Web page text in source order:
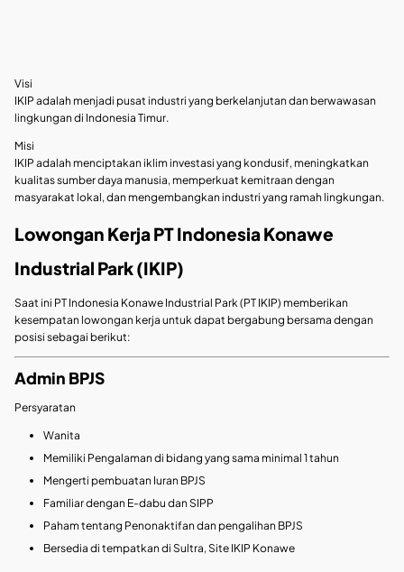
Visi
IKIP adalah menjadi pusat industri yang berkelanjutan dan berwawasan
lingkungan di Indonesia Timur.
Misi
IKIP adalah menciptakan iklim investasi yang kondusif, meningkatkan
kualitas sumber daya manusia, memperkuat kemitraan dengan
masyarakat lokal, dan mengembangkan industri yang ramah lingkungan.
Lowongan Kerja PT Indonesia Konawe
Industrial Park (IKIP)
Saat ini PT Indonesia Konawe Industrial Park (PT IKIP) memberikan
kesempatan lowongan kerja untuk dapat bergabung bersama dengan
posisi sebagai berikut:
Admin BPJS
Persyaratan
Wanita
Memiliki Pengalaman di bidang yang sama minimal 1 tahun
Mengerti pembuatan Iuran BPJS
Familiar dengan E-dabu dan SIPP
Paham tentang Penonaktifan dan pengalihan BPJS
Bersedia di tempatkan di Sultra, Site IKIP Konawe